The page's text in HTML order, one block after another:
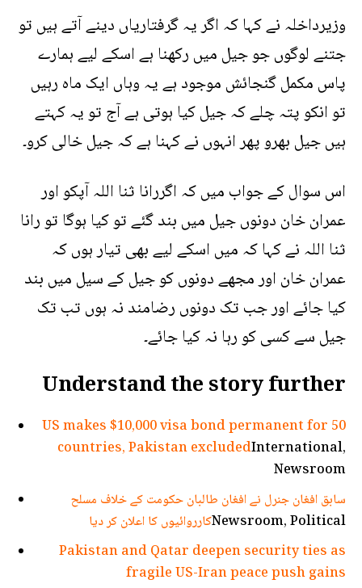
وزیرداخلہ نے کہا کہ اگر یہ گرفتاریاں دینے آتے ہیں تو
جتنے لوگوں جو جیل میں رکھنا ہے اسکے لیے ہمارے
پاس مکمل گنجائش موجود ہے یہ وہاں ایک ماہ رہیں
تو انکو پتہ چلے کہ جیل کیا ہوتی ہے آج تو یہ کہتے
ہیں جیل بھرو پھر انہوں نے کہنا ہے کہ جیل خالی کرو۔
اس سوال کے جواب میں کہ اگررانا ثنا اللہ آپکو اور
عمران خان دونوں جیل میں بند گئے تو کیا ہوگا تو رانا
ثنا اللہ نے کہا کہ میں اسکے لیے بھی تیار ہوں کہ
عمران خان اور مجھے دونوں کو جیل کے سیل میں بند
کیا جائے اور جب تک دونوں رضامند نہ ہوں تب تک
جیل سے کسی کو رہا نہ کیا جائے۔
Understand the story further
US makes $10,000 visa bond permanent for 50
countries, Pakistan excludedInternational,
Newsroom
سابق افغان جنرل نے افغان طالبان حکومت کے خلاف مسلح
کارروائیوں کا اعلان کر دیاNewsroom, Political
Pakistan and Qatar deepen security ties as
fragile US-Iran peace push gains